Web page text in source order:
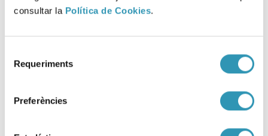
consultar la Política de Cookies.
Requeriments
Preferències